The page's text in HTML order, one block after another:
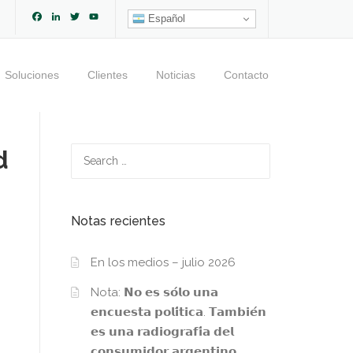
Español
Facebook
LinkedIn
TwitterYouTube
Channel
Soluciones Clientes Noticias Contacto
Notas recientes
En los medios – julio 2026
Nota: 𝗡𝗼 𝗲𝘀 𝘀𝗼́𝗹𝗼 𝘂𝗻𝗮
𝗲𝗻𝗰𝘂𝗲𝘀𝘁𝗮 𝗽𝗼𝗹𝗶́𝘁𝗶𝗰𝗮. 𝗧𝗮𝗺𝗯𝗶𝗲́𝗻
𝗲𝘀 𝘂𝗻𝗮 𝗿𝗮𝗱𝗶𝗼𝗴𝗿𝗮𝗳𝗶́𝗮 𝗱𝗲𝗹